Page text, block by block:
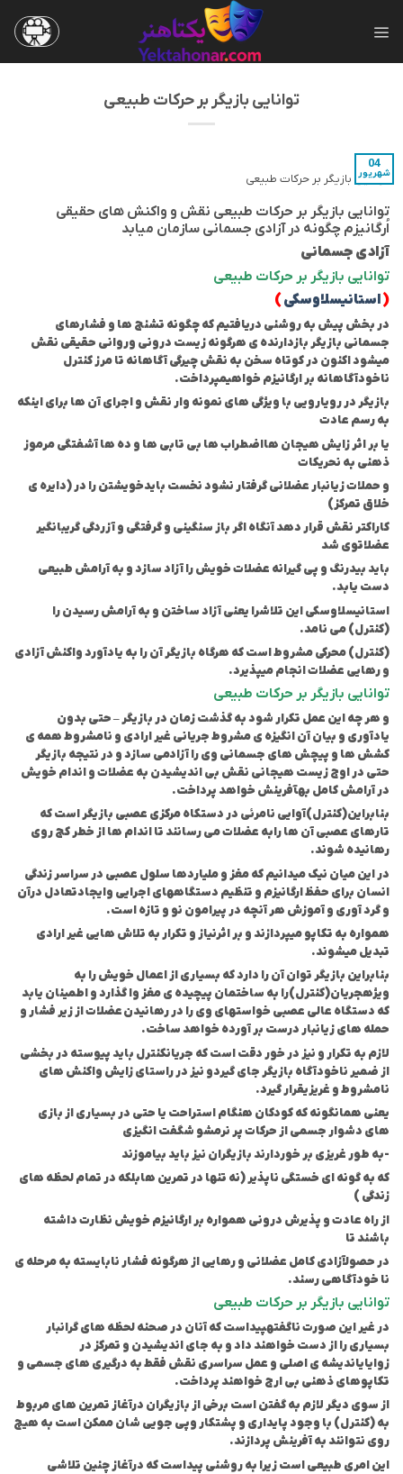
توانایی بازیگر بر حرکات طبیعی
04
شهریور
توانایی بازیگر بر حرکات طبیعی
توانایی بازیگر بر حرکات طبیعی نقش و واکنش های حقیقی
اُرگانیزم چگونه در آزادی جسمانی سازمان میابد
آزادی جسمانی
توانایی بازیگر بر حرکات طبیعی
(استانیسلاوسکی)
در بخش پیش به روشنی دریافتیم که چگونه تشنج ها و فشارهای
جسمانی بازیگر بازدارنده ی هرگونه زیست درونی وروانی حقیقی نقش
میشود اکنون در کوتاه سخن به نقش چیرگی آگاهانه تا مرز کنترل
ناخودآگاهانه بر ارگانیزم خواهیمپرداخت.
بازیگر در رویارویی با ویژگی های نمونه وار نقش و اجرای آن ها برای اینکه
به رسم عادت
یا بر اثر زایش هیجان هااضطراب ها بی تابی ها و ده ها آشفتگی مرموز
ذهنی به نحریکات
و حملات زیانبار عضلانی گرفتار نشود نخست بایدخویشتن را در (دایره ی
خلاق تمرکز)
کاراکتر نقش قرار دهد آنگاه اگر باز سنگینی و گرفتگی و آزردگی گریبانگیر
عضلاتوی شد
باید بیدرنگ و پی گیرانه عضلات خویش را آزاد سازد و به آرامش طبیعی
دست یابد.
استانیسلاوسکی این تلاشرا یعنی آزاد ساختن و به آرامش رسیدن را
(کنترل) می نامد.
(کنترل) محرکی مشروط است که هرگاه بازیگر آن را به یادآورد واکنش آزادی
و رهایی عضلات انجام میپذیرد.
توانایی بازیگر بر حرکات طبیعی
و هر چه این عمل تکرار شود به گذشت زمان در بازیگر – حتی بدون
یادآوری و بیان آن انگیزه ی مشروط جریانی غیر ارادی و نامشروط همه ی
کشش ها و پیچش های جسمانی وی را آزادمی سازد و در نتیجه بازیگر
حتی در اوج زیست هیجانی نقش بی اندیشیدن به عضلات و اندام خویش
در آرامش کامل بهآفرینش خواهد پرداخت.
بنابراین(کنترل)آوایی نامرئی در دستکاه مرکزی عصبی بازیگر است که
تارهای عصبی آن ها رابه عضلات می رسانند تا اندام ها از خطر کج روی
رهانیده شوند.
در این میان نیک میدانیم که مغز و ملیاردها سلول عصبی در سراسر زندگی
انسان برای حفظ ارگانیزم و تنظیم دستگاههای اجرایی وایجادتعادل درآن
و گرد آوری و آموزش هر آنچه در پیرامون نو و تازه است.
همواره به تکاپو میپردازند و بر اثرنیاز و تکرار به تلاش هایی غیر ارادی
تبدیل میشوند.
بنابراین بازیگر توان آن را دارد که بسیاری از اعمال خویش را به
ویژهجریان(کنترل)را به ساختمان پیچیده ی مغز وا گذارد و اطمینان یابد
که دستگاه عالی عصبی خواستهای وی را در رهانیدنعضلات از زیر فشار و
حمله های زیانبار درست بر آورده خواهد ساخت.
لازم به تکرار و نیز در خور دقت است که جریانکنترل باید پیوسته در بخشی
از ضمیر ناخودآگاه بازیگر جای گیردو نیز در راستای زایش واکنش های
نامشروط و غریزیقرار گیرد.
یعنی همانگونه که کودکان هنگام استراحت یا حتی در بسیاری از بازی
های دشوار جسمی از حرکات پر نرمشو شگفت انگیزی
-به طور غریزی بر خوردارند بازیگران نیز باید بیاموزند
که به گونه ای خستگی ناپذیر (نه تنها در تمرین هابلکه در تمام لحظه های
زندگی )
از راه عادت و پذیرش درونی همواره بر ارگانیزم خویش نظارت داشته
باشند تا
در حصولآزادی کامل عضلانی و رهایی از هرگونه فشار نابایسته به مرحله ی
نا خودآگاهی رسند.
توانایی بازیگر بر حرکات طبیعی
در غیر این صورت ناگفتهپیداست که آنان در صحنه لحظه های گرانبار
بسیاری را از دست خواهند داد و به جای اندیشیدن و تمرکز در
زوایایاندیشه ی اصلی و عمل سراسری نقش فقط به درگیری های جسمی و
تکاپوهای ذهنی بی ارج خواهند پرداخت.
از سوی دیگر لازم به گفتن است برخی از بازیگران درآغاز تمرین های مربوط
به (کنترل) با وجود پایداری و پشتکار وپی جویی شان ممکن است به هیچ
روی نتوانند به آفرینش پردازند.
این امری طبیعی است زیرا به روشنی پیداست که درآغاز چنین تلاشی